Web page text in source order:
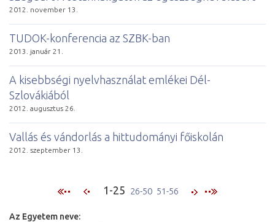
2012. november 13.
TUDOK-konferencia az SZBK-ban
2013. január 21.
A kisebbségi nyelvhasználat emlékei Dél-
Szlovákiából
2012. augusztus 26.
Vallás és vándorlás a hittudományi főiskolán
2012. szeptember 13.
1-25 26-50 51-56
Az Egyetem neve: